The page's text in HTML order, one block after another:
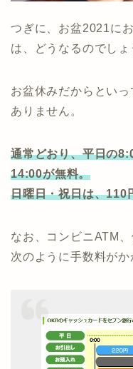
つぎに、お盆2021に
は、どうなるのでしょ
お盆休みだからとい
ありません。
通常どおり、平日の
14:00が無料。
日曜日・祝日は、110
なお、コンビニATM
次のように手数料が